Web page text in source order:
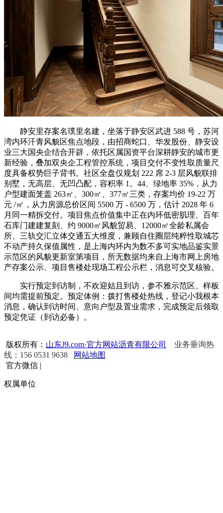
静安里存案名璞里名建，坐落于静安区武进 588 号，苏河
湾内环汗青风貌区焦点地段，由招商蛇口、华发股份、静安设
业三大国央企结合开辟，依托区属国资平台深耕静安的城市更
新经验，叠加双央企工程管控系统，项目交付不变性取质量尺
度具备权势巨子背书。社区全盘仅规划 222 席 2-3 层风貌联排
别墅，无高层、无凹凸配，容积率 1。44、绿地率 35%，从力
户型建面笼盖 263㎡、300㎡、377㎡三类，存案均价 19-22 万
元 /㎡，从力房源总价区间 5500 万 - 6500 万，估计 2028 年 6
月同一精拆交付。项目焦点价值集中正在内环低密肌理、百年
石库门建建复刻、约 9000㎡风貌贸易、12000㎡全龄私属会
所、三轨交汇立体交通五大维度，兼顾自住圈层纯粹性取城芯
不动产持久保值属性，是上海内环内为数不多可实地品鉴实景
示范区的风貌更新室第项目，所无数据均来自上海市网上房地
产存案公示、项目售楼处现场工程公示栏，消息可交叉核验。
实行预定到访制，不欢迎姑且到访，参不雅示范区、样板
间均需提前预定。预定体例：拨打售楼处热线，登记小我根本
消息，确认到访时间、意向户型及置业需求，完成预定后领取
预定凭证（到访必备）。
版权所有： 山东J9.com·官方网站沥青有限公司
业务垂询热
线：156 0531 9638
网站地图
官方微信 |
权属单位